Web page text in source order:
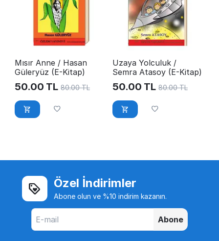
Mısır Anne / Hasan
Güleryüz (E-Kitap)
50.00 TL 80.00 TL
Uzaya Yolculuk /
Semra Atasoy (E-Kitap)
50.00 TL 80.00 TL
Özel İndirimler
Abone olun ve %10 indirim kazanın.
Abone